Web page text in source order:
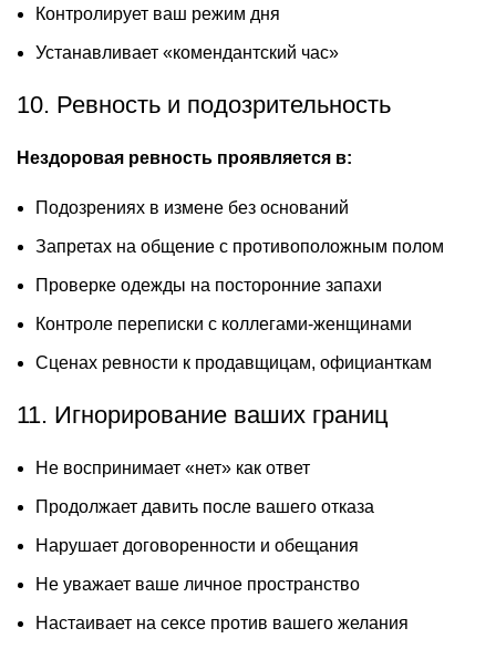
Контролирует ваш режим дня
Устанавливает «комендантский час»
10. Ревность и подозрительность
Нездоровая ревность проявляется в:
Подозрениях в измене без оснований
Запретах на общение с противоположным полом
Проверке одежды на посторонние запахи
Контроле переписки с коллегами-женщинами
Сценах ревности к продавщицам, официанткам
11. Игнорирование ваших границ
Не воспринимает «нет» как ответ
Продолжает давить после вашего отказа
Нарушает договоренности и обещания
Не уважает ваше личное пространство
Настаивает на сексе против вашего желания